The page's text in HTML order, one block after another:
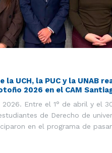
la UCH, la PUC y la UNAB
2026 en el CAM
Entre el 1° de abril y el
de Derecho de
en el programa de
(CCS). Así, se realizaron